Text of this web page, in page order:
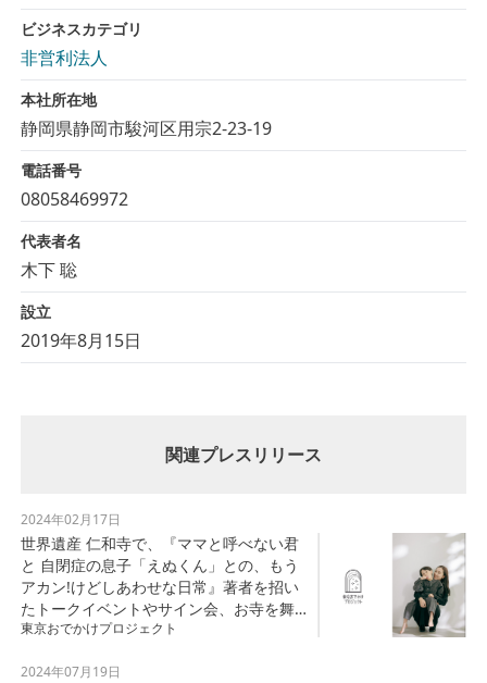
ビジネスカテゴリ
非営利法人
本社所在地
静岡県静岡市駿河区用宗2-23-19
電話番号
08058469972
代表者名
木下 聡
設立
2019年8月15日
関連プレスリリース
2024年02月17日
世界遺産 仁和寺で、『ママと呼べない君
と 自閉症の息子「えぬくん」との、もう
アカン!けどしあわせな日常』著者を招い
たトークイベントやサイン会、お寺を舞
台にロケーションフォトも。
東京おでかけプロジェクト
2024年07月19日